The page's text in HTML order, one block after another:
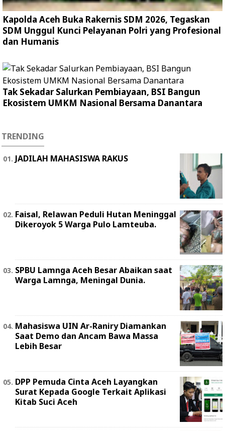
Kapolda Aceh Buka Rakernis SDM 2026, Tegaskan
SDM Unggul Kunci Pelayanan Polri yang Profesional
dan Humanis
Tak Sekadar Salurkan Pembiayaan, BSI Bangun
Ekosistem UMKM Nasional Bersama Danantara
TRENDING
JADILAH MAHASISWA RAKUS
Faisal, Relawan Peduli Hutan Meninggal
Dikeroyok 5 Warga Pulo Lamteuba.
SPBU Lamnga Aceh Besar Abaikan saat
Warga Lamnga, Meningal Dunia.
Mahasiswa UIN Ar-Raniry Diamankan
Saat Demo dan Ancam Bawa Massa
Lebih Besar
DPP Pemuda Cinta Aceh Layangkan
Surat Kepada Google Terkait Aplikasi
Kitab Suci Aceh